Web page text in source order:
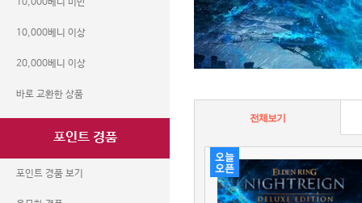
10,000베니 미만
10,000베니 이상
20,000베니 이상
바로 교환한 상품
포인트 경품
포인트 경품 보기
전체보기